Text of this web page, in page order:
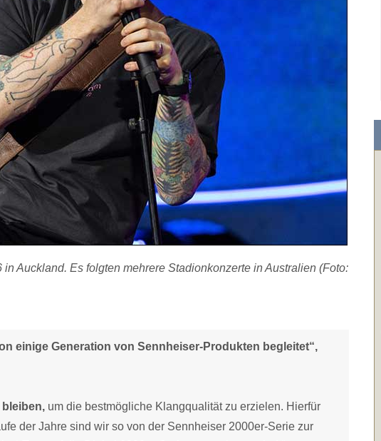
Auckland. Es folgten mehrere Stadionkonzerte in Australien (Foto:
einige Generation von Sennheiser-Produkten begleitet“,
bleiben, um die bestmögliche Klangqualität zu erzielen. Hierfür
der Jahre sind wir so von der Sennheiser 2000er-Serie zur